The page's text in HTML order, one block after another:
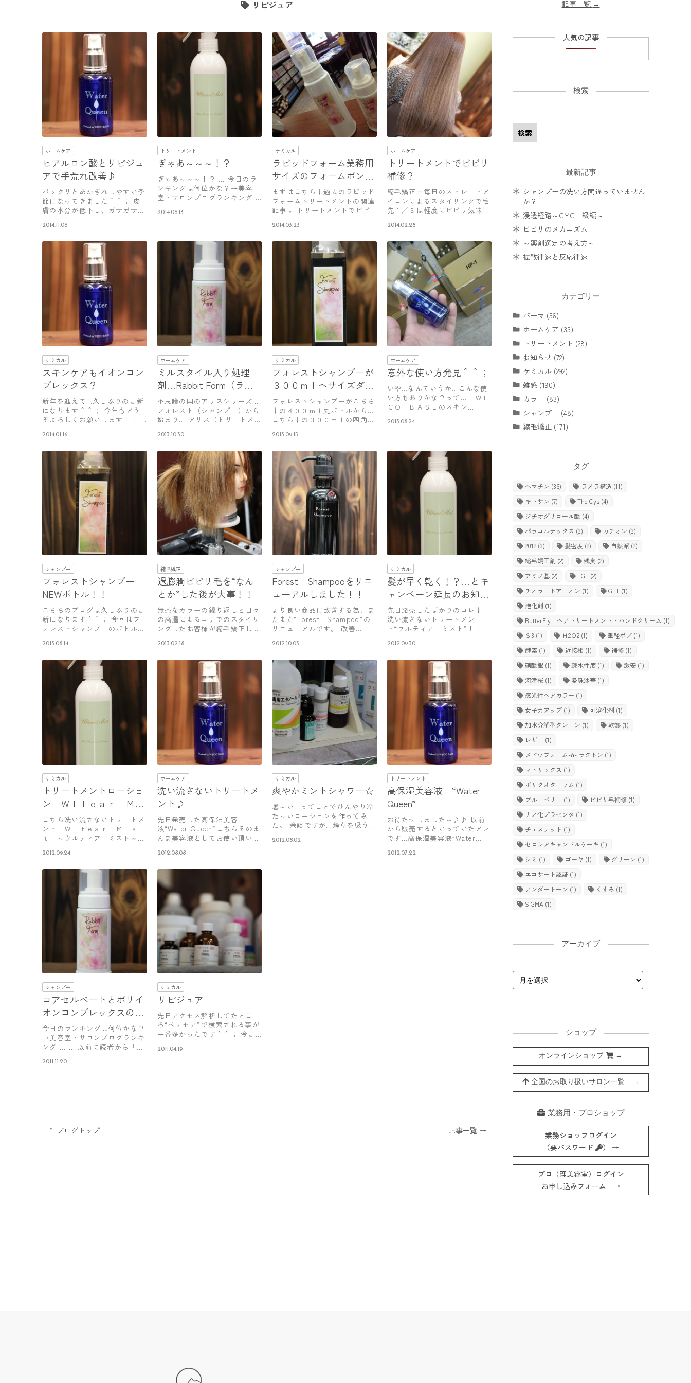
リピジュア
ホームケア
ヒアルロン酸とリピジュ
アで手荒れ改善♪
パックリとあかぎれしやすい季
節になってきました＾＾； 皮
膚の水分が低下し、ガサガサし
2014.11.06
トリートメント
ぎゃあ～～～！？
ぎゃあ～～～！？ … 今日のラ
ンキングは何位かな？→美容
室・サロンブログランキング …
2014.06.13
ケミカル
ラビッドフォーム業務用
サイズのフォームポンプ
できました♪
まずはこちら↓過去のラビッド
フォームトリートメントの関連
記事↓ トリートメントでビビ
2014.03.23
ホームケア
トリートメントでビビリ
補修？
縮毛矯正＋毎日のストレートア
イロンによるスタイリングで毛
先１／３は軽度にビビリ気味＾
2014.02.28
ケミカル
スキンケアもイオンコン
プレックス？
新年を迎えて…久しぶりの更新
になります＾＾； 今年もどう
ぞよろしくお願いします！！ …
2014.01.16
ホームケア
ミルスタイル入り処理
剤…Rabbit Form（ラビ
ットフォーム）発売開
始！！
不思議の国のアリスシリーズ…
フォレスト（シャンプー）から
始まり… アリス（トリートメン
2013.10.30
ケミカル
フォレストシャンプーが
３００ｍｌへサイズダウ
ンしました。
フォレストシャンプーがこちら
↓の４００ｍｌ丸ボトルから…
こちら↓の３００ｍｌの四角ボ
2013.09.15
ホームケア
意外な使い方発見＾＾；
いや…なんていうか…こんな使
い方もありかな？って… ＷＥ
ＣＯ ＢＡＳＥのスキン…
2013.08.24
シャンプー
フォレストシャンプー
NEWボトル！！
こちらのブログは久しぶりの更
新になります＾＾； 今回はフ
ォレストシャンプーのボトル変
2013.08.14
縮毛矯正
過膨潤ビビリ毛を“なん
とか”した後が大事！！
無茶なカラーの繰り返しと日々
の高温によるコテでのスタイリ
ングしたお客様が縮毛矯正して
2013.02.18
シャンプー
Forest Shampooをリニ
ューアルしました！！
より良い商品に改善する為、ま
たまた“Forest Shampoo”の
リニューアルです。 改善…
2012.10.03
ケミカル
髪が早く乾く！？…とキ
ャンペーン延長のお知ら
せ！！
先日発売したばかりのコレ↓
洗い流さないトリートメン
ト“ウルティア ミスト”！！
2012.09.30
ケミカル
トリートメントローショ
ン Ｗｌｔｅａｒ Ｍｉ
ｓｔ ～ウルティア ミ
スト～
こちら洗い流さないトリートメ
ント Ｗｌｔｅａｒ Ｍｉｓ
ｔ ～ウルティア ミスト～
2012.09.24
ホームケア
洗い流さないトリートメ
ント♪
先日発売した高保湿美容
液“Water Queen”こちらそのま
んま美容液としてお使い頂いて
2012.08.08
ケミカル
爽やかミントシャワー☆
暑～い…ってことでひんやり冷
た～いローションを作ってみ
た。 余談ですが…煙草を吸う美
2012.08.02
トリートメント
高保湿美容液 “Water
Queen”
お待たせしました～♪♪ 以前
から販売するといっていたアレ
です…高保湿美容液“Water
2012.07.22
シャンプー
コアセルベートとポリイ
オンコンプレックスの違
い
今日のランキングは何位かな？
→美容室・サロンブログランキ
ング … … 以前に読者から「コ
2011.11.20
ケミカル
リピジュア
先日アクセス解析してたとこ
ろ“ペリセア”で検索される事が
一番多かったです＾＾； 今更
2011.04.19
↑ ブログトップ 記事一覧 →
記事一覧 →
人気の記事
検索
最新記事
シャンプーの洗い方間違っていません
か？
浸透経路～CMC上級編～
ビビリのメカニズム
～薬剤選定の考え方～
拡散律速と反応律速
カテゴリー
パーマ (56)
ホームケア (33)
トリートメント (28)
お知らせ (72)
ケミカル (292)
雑感 (190)
カラー (83)
シャンプー (48)
縮毛矯正 (171)
タグ
ヘマチン (36) ラメラ構造 (11)
キトサン (7) The Cys (4)
ジチオグリコール酸 (4)
パラコルテックス (3) カチオン (3)
2012 (3) 髪密度 (2) 自然派 (2)
縮毛矯正剤 (2) 残臭 (2)
アミノ基 (2) FGF (2)
チオラートアニオン (1) GTT (1)
泡化剤 (1)
ButterFly ヘアトリートメント・ハンドクリーム (1)
Ｓ3 (1) Ｈ2Ｏ2 (1) 重軽ボブ (1)
酵素 (1) 近接相 (1) 補修 (1)
硝酸銀 (1) 疎水性度 (1) 激安 (1)
河津桜 (1) 曼珠沙華 (1)
感光性ヘアカラー (1)
女子力アップ (1) 可溶化剤 (1)
加水分解型タンニン (1) 乾熱 (1)
レザー (1)
メドウフォーム-δ- ラクトン (1)
マトリックス (1)
ポリクオタニウム (1)
ブルーベリー (1) ビビリ毛補修 (1)
ナノ化プラセンタ (1)
チェスナット (1)
セロシアキャンドルケーキ (1)
シミ (1) ゴーヤ (1) グリーン (1)
エコサート認証 (1)
アンダートーン (1) くすみ (1)
SIGMA (1)
アーカイブ
ショップ
オンラインショップ →
全国のお取り扱いサロン一覧 →
業務用・プロショップ
業務ショップログイン
（要パスワード
） →
プロ（理美容室）ログイン
お申し込みフォーム →